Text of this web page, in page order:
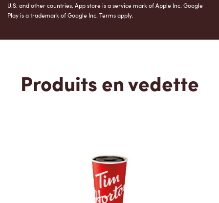
U.S. and other countries. App store is a service mark of Apple Inc. Google
Play is a trademark of Google Inc. Terms apply.
Produits en vedette